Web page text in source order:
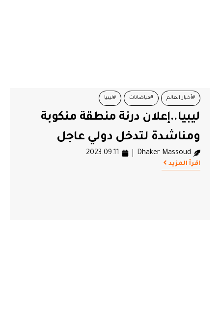
#أخبار العالم #فياضانات #ليبيا
ليبيا..إعلان درنة منطقة منكوبة
ومناشدة لتدخل دولي عاجل
Dhaker Massoud
2023.09.11
اقرأ المزيد